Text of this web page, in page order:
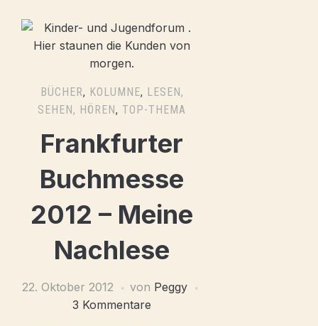
BÜCHER, KOLUMNE, LESEN,
SEHEN, HÖREN, TOP-THEMA
Frankfurter
Buchmesse
2012 – Meine
Nachlese
22. Oktober 2012 von Peggy
3 Kommentare